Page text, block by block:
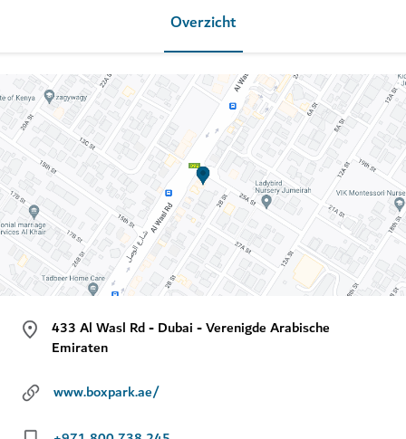
Overzicht
433 Al Wasl Rd - Dubai - Verenigde Arabische
Emiraten
www.boxpark.ae/